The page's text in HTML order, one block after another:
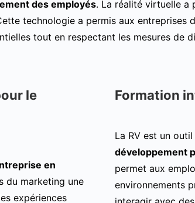
des employés. La réalité virtuelle a
technologie a permis aux entreprises
tout en respectant les mesures de
le
en
du marketing une
expériences
Formation
La RV est un
développement
permet aux
environnements